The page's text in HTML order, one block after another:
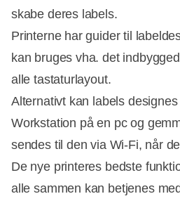
skabe deres labels.
Printerne har guider til
kan bruges vha. det
alle tastaturlayout.
Alternativt kan labels
Workstation på en pc og
sendes til den via Wi-Fi, når
De nye printeres bedste
alle sammen kan betjenes